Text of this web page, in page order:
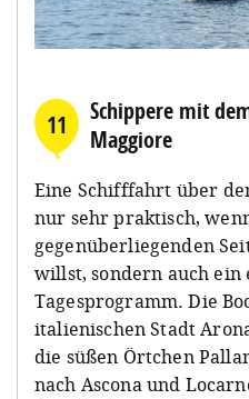
11
Schippere mit
Maggiore
Eine Schifffahrt über
nur sehr praktisch,
gegenüberliegenden
willst, sondern auch ein
Tagesprogramm. Die
italienischen Stadt
die süßen Örtchen
nach Ascona und